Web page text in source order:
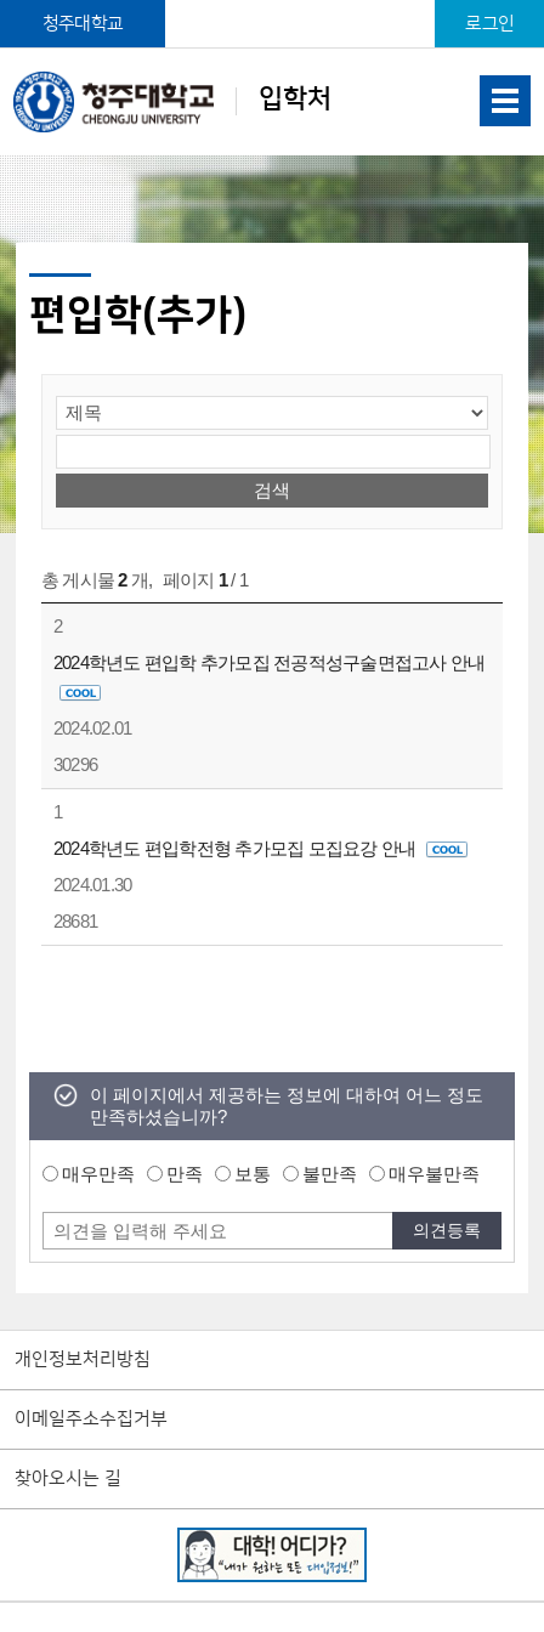
입학처
청주대학교 로그인
편입학(추가)
총 게시물2개, 페이지 1/ 1
2
2024학년도 편입학 추가모집 전공적성구술면접고사 안내
2024.02.01
30296
1
2024학년도 편입학전형 추가모집 모집요강 안내
2024.01.30
28681
이 페이지에서 제공하는 정보에 대하여 어느 정도
만족하셨습니까?
매우만족 만족 보통 불만족 매우불만족
개인정보처리방침
이메일주소수집거부
찾아오시는 길